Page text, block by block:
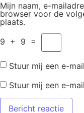
Mijn naam, e-
browser voor de
plaats.
9 + 9 =
Stuur mij een e-
Stuur mij een e-